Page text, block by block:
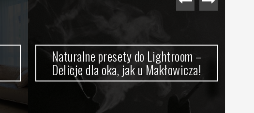
Naturalne presety do Lightroom –
Delicje dla oka, jak u Makłowicza!